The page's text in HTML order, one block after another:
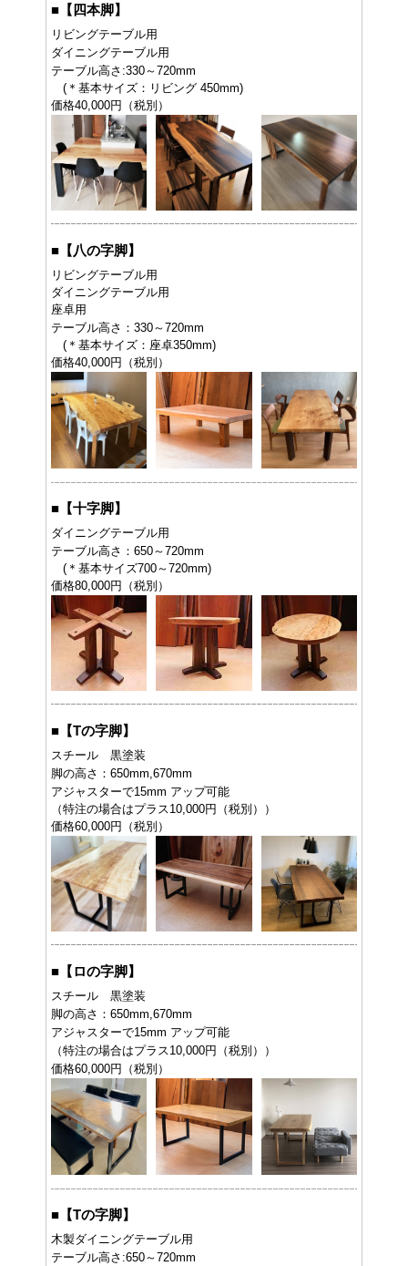
■ 【四本脚】
リビングテーブル用
ダイニングテーブル用
テーブル高さ:330～720mm
(＊基本サイズ：リビング 450mm)
価格40,000円（税別）
■ 【八の字脚】
リビングテーブル用
ダイニングテーブル用
座卓用
テーブル高さ：330～720mm
(＊基本サイズ：座卓350mm)
価格40,000円（税別）
■ 【十字脚】
ダイニングテーブル用
テーブル高さ：650～720mm
(＊基本サイズ700～720mm)
価格80,000円（税別）
■ 【Tの字脚】
スチール 黒塗装
脚の高さ：650mm,670mm
アジャスターで15mm アップ可能
（特注の場合はプラス10,000円（税別））
価格60,000円（税別）
■ 【ロの字脚】
スチール 黒塗装
脚の高さ：650mm,670mm
アジャスターで15mm アップ可能
（特注の場合はプラス10,000円（税別））
価格60,000円（税別）
■ 【Tの字脚】
木製ダイニングテーブル用
テーブル高さ:650～720mm